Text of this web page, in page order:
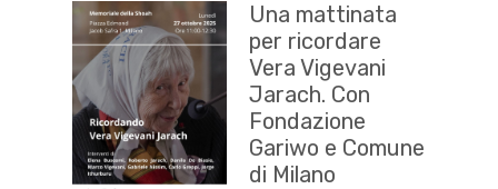
Una mattinata
per ricordare
Vera Vigevani
Jarach. Con
Fondazione
Gariwo e Comune
di Milano